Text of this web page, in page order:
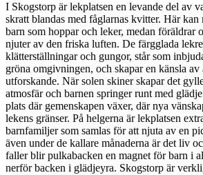
I Skogstorp är lekplatsen en levande del av
skratt blandas med fåglarnas kvitter. Här kan
barn som hoppar och leker, medan föräldrar
njuter av den friska luften. De färgglada
klätterställningar och gungor, står som
gröna omgivningen, och skapar en känsla av
utforskande. När solen skiner skapar det
atmosfär och barnen springer runt med
plats där gemenskapen växer, där nya
lekens gränser. På helgerna är lekplatsen
barnfamiljer som samlas för att njuta av en
även under de kallare månaderna är det liv
faller blir pulkabacken en magnet för barn i
nerför backen i glädjeyra. Skogstorp är